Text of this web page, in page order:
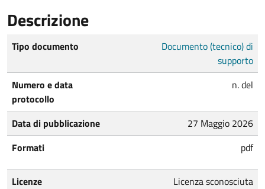
Descrizione
Tipo documento
Documento (tecnico) di
supporto
Numero e data
protocollo
n. del
Data di pubblicazione
27 Maggio 2026
Formati
pdf
Licenze Licenza sconosciuta